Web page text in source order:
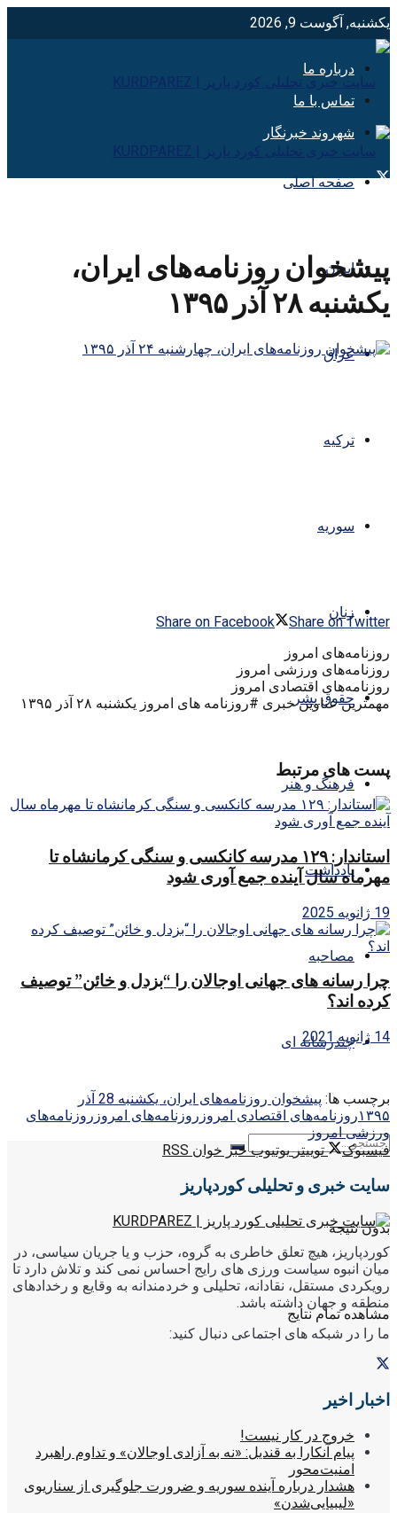
یکشنبه, آگوست 9, 2026
درباره ما
تماس با ما
شهروند خبرنگار
صفحه اصلی
ایران
عراق
ترکیه
سوریه
زنان
حقوق بشر
فرهنگ و هنر
یادداشت
مصاحبه
چندرسانه ای
بدون نتیجه
مشاهده تمام نتایج
پیشخوان روزنامه‌های ایران،
یکشنبه ۲۸ آذر ۱۳۹۵
Share on Facebook
Share on Twitter
روزنامه‌های امروز
روزنامه‌های ورزشی امروز
روزنامه‌های اقتصادی امروز
مهمترین عناوین خبری #روزنامه‌ های امروز یکشنبه ۲۸ آذر ۱۳۹۵
پست های مرتبط
استاندار: ۱۲۹ مدرسه کانکسی و سنگی کرمانشاه تا
مهرماه سال آینده جمع آوری شود
19 ژانویه 2025
چرا رسانه های جهانی اوجالان را “بزدل و خائن” توصیف
کرده اند؟
14 ژانویه 2021
برچسب ها:
پیشخوان روزنامه‌های ایران، یکشنبه 28 آذر
۱۳۹۵روزنامه‌های اقتصادی امروز روزنامه‌های امروز روزنامه‌های
ورزشی امروز
فیسبوک
توییتر یوتیوب خبر خوان RSS
سایت خبری و تحلیلی کوردپاریز
کوردپاریز، هیچ تعلق خاطری به گروه، حزب و یا جریان سیاسی، در
میان انبوه سیاست ورزی های رایج احساس نمی کند و تلاش دارد تا
رویکردی مستقل، نقادانه، تحلیلی و خردمندانه به وقایع و رخدادهای
منطقه و جهان داشته باشد.
ما را در شبکه های اجتماعی دنبال کنید:
اخبار اخیر
خروج در کار نیست!
پیام آنکارا به قندیل: «نه به آزادی اوجالان» و تداوم راهبرد
امنیت‌محور
هشدار درباره آینده سوریه و ضرورت جلوگیری از سناریوی
«لیبیایی‌شدن»